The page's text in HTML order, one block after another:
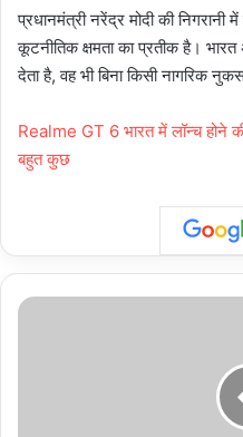
प्रधानमंत्री नरेंद्र मोदी की
कूटनीतिक क्षमता का प्रतीक है।
देता है, वह भी बिना किसी नागरिक
Realme GT 6 भारत में लॉन्च होने
बहुत कुछ
उत्तर